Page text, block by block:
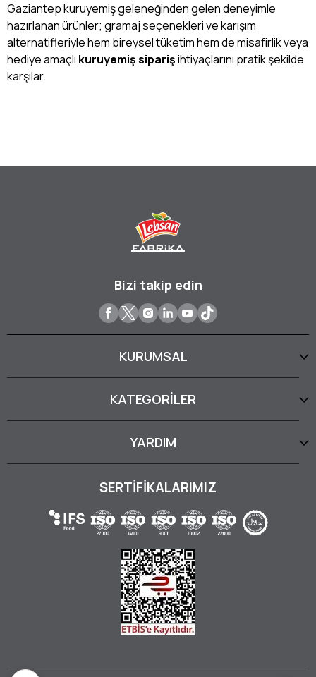
Gaziantep kuruyemiş geleneğinden gelen deneyimle
hazırlanan ürünler; gramaj seçenekleri ve karışım
alternatifleriyle hem bireysel tüketim hem de misafirlik veya
hediye amaçlı kuruyemiş siparişihtiyaçlarını pratik şekilde
karşılar.
Bizi takip edin
KURUMSAL
KATEGORİLER
YARDIM
SERTİFİKALARIMIZ